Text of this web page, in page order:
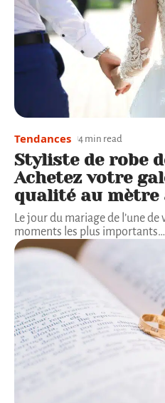
Tendances 4 min read
Styliste de robe
Achetez votre
qualité au
Le jour du mariage de l’une
moments les plus importants…